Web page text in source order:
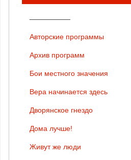
Авторские программы
Архив программ
Бои местного значения
Вера начинается здесь
Дворянское гнездо
Дома лучше!
Живут же люди